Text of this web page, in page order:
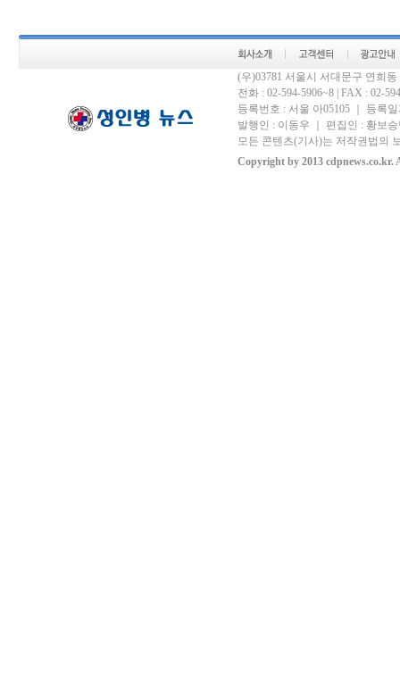
(우)03781 서울시 서대문구 연희
전화 : 02-594-5906~8 | FAX : 02-
등록번호 : 서울 아05105 ｜ 등록
발행인 : 이동우 ｜ 편집인 : 황보
모든 콘텐츠(기사)는 저작권법의
Copyright by 2013 cdpnews.co.kr.